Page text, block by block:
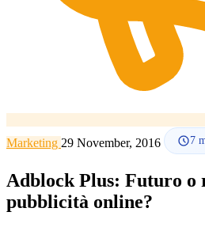
Marketing 29 November, 2016 7
Adblock Plus: Futuro o
pubblicità online?